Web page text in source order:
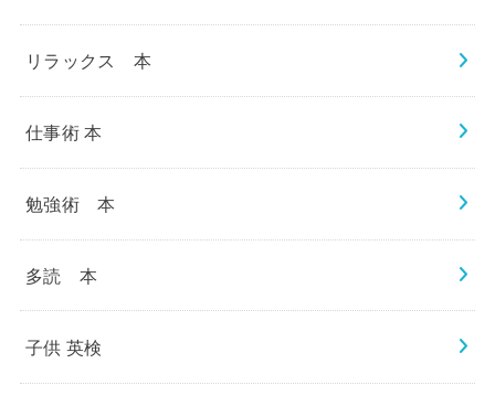
リラックス 本
仕事術 本
勉強術 本
多読 本
子供 英検